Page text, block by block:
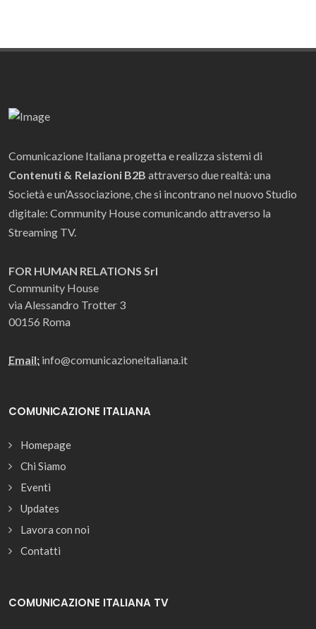
Comunicazione Italiana progetta e realizza sistemi di
Contenuti & Relazioni B2B attraverso due realtà: una
Società e un’Associazione, che si incontrano nel nuovo Studio
digitale: Community House comunicando attraverso la
Streaming TV.
FOR HUMAN RELATIONS Srl
Community House
via Alessandro Trotter 3
00156 Roma
Email: info@comunicazioneitaliana.it
COMUNICAZIONE ITALIANA
Homepage
Chi Siamo
Eventi
Updates
Lavora con noi
Contatti
COMUNICAZIONE ITALIANA TV